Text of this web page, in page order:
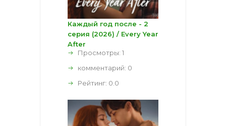
Каждый год после - 2
серия (2026) / Every Year
After
Просмотры: 1
комментарий: 0
Рейтинг: 0.0